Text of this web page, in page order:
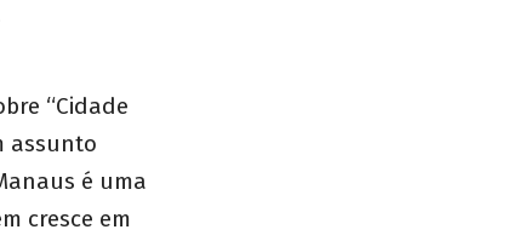
“Cidade
assunto
é uma
cresce em